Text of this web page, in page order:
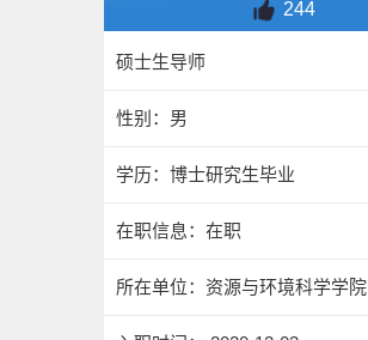
244
硕士生导师
性别：男
学历：博士研究生毕业
在职信息：在职
所在单位：资源与环境科学学院